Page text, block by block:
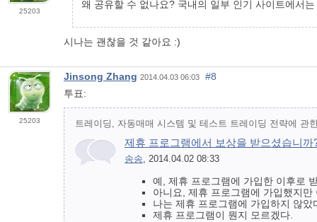
25203
왜 공유할 수 없나요? 국내의 일부 인기 사이트에서
시나는 괜찮을 것 같아요 :)
25203
Jinsong Zhang 2014.04.03 06:03
#8
투표:
트레이딩, 자동매매 시스템 및 테스트 트레이딩 전략에 관
제휴 프로그램에서 보상을 받으셨습니까
송송, 2014.04.02 08:33
예, 제휴 프로그램에 가입한 이후로
아니요, 제휴 프로그램에 가입했지
나는 제휴 프로그램에 가입하지 않았
제휴 프로그램이 뭔지 모르겠다.